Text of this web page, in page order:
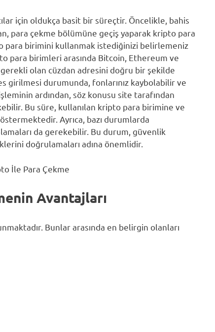
için oldukça basit bir süreçtir. Öncelikle, bahis
para çekme bölümüne geçiş yaparak kripto para
para birimini kullanmak istediğinizi belirlemeniz
para birimleri arasında Bitcoin, Ethereum ve
olan cüzdan adresini doğru bir şekilde
girilmesi durumunda, fonlarınız kaybolabilir ve
ardından, söz konusu site tarafından
Bu süre, kullanılan kripto para birimine ve
Ayrıca, bazı durumlarda
da gerekebilir. Bu durum, güvenlik
doğrulamaları adına önemlidir.
Avantajları
Bunlar arasında en belirgin olanları